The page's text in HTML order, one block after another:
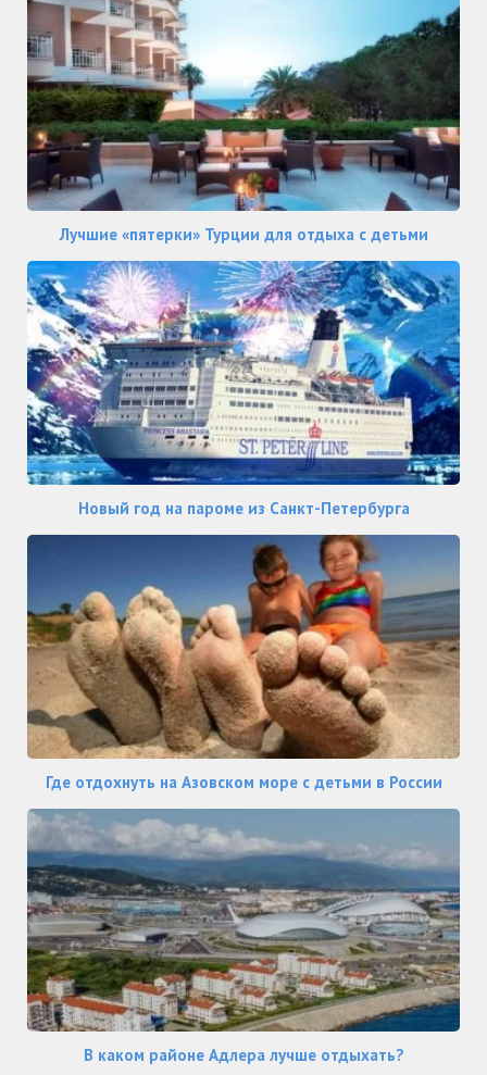
Лучшие «пятерки» Турции для отдыха с детьми
Новый год на пароме из Санкт-Петербурга
Где отдохнуть на Азовском море с детьми в России
В каком районе Адлера лучше отдыхать?